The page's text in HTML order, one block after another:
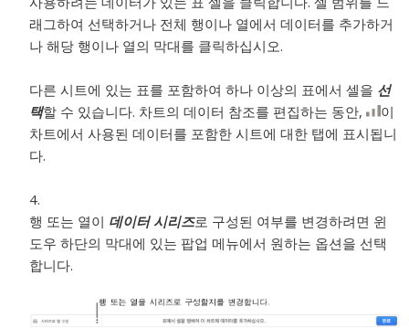
래그하여 선택하거나 전체 행이나 열에서 데이터를 추가하거
나 해당 행이나 열의 막대를 클릭하십시오.
다른 시트에 있는 표를 포함하여 하나 이상의 표에서 셀을 선
택할 수 있습니다. 차트의 데이터 참조를 편집하는 동안,
이
차트에서 사용된 데이터를 포함한 시트에 대한 탭에 표시됩니
다.
행 또는 열이 데이터 시리즈로 구성된 여부를 변경하려면 윈
도우 하단의 막대에 있는 팝업 메뉴에서 원하는 옵션을 선택
합니다.